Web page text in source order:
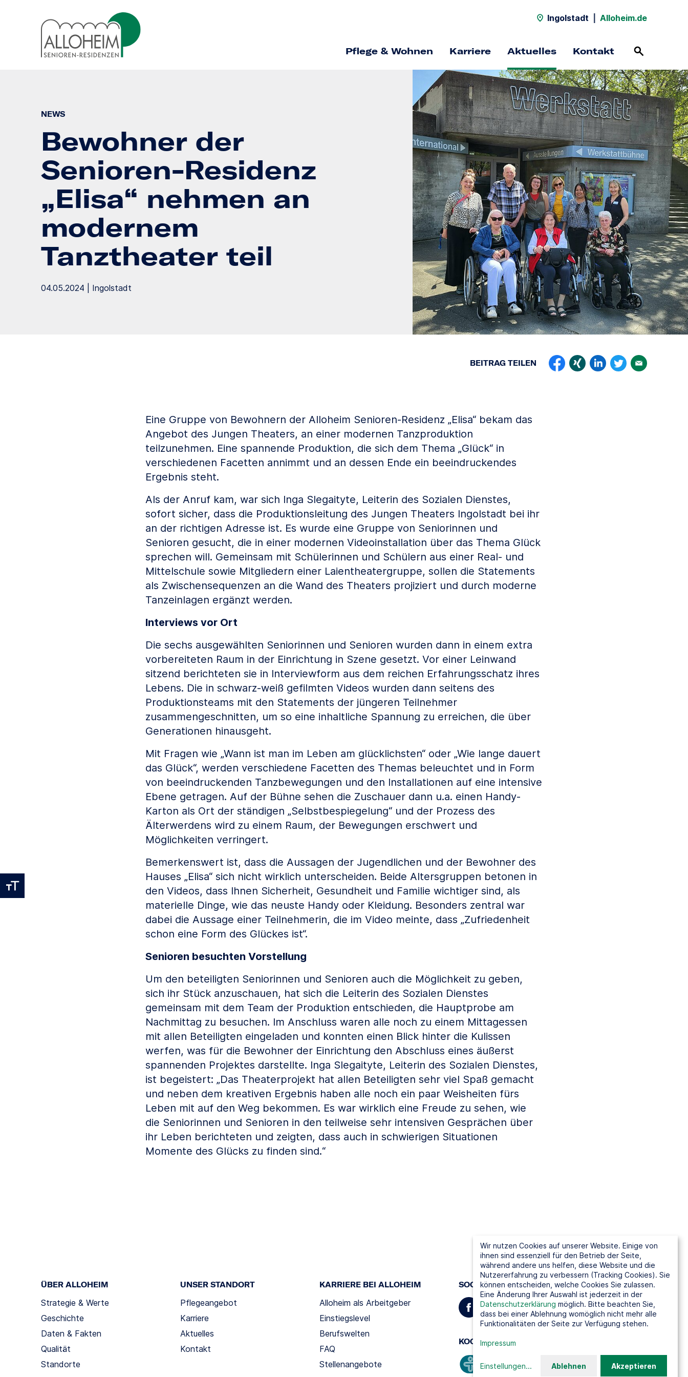
Ingolstadt Alloheim.de
Pflege & Wohnen Karriere Aktuelles Kontakt
NEWS
Bewohner der
Senioren-Residenz
„Elisa“ nehmen an
modernem
Tanztheater teil
04.05.2024 | Ingolstadt
BEITRAG TEILEN
Eine Gruppe von Bewohnern der Alloheim Senioren-Residenz „Elisa“ bekam das
Angebot des Jungen Theaters, an einer modernen Tanzproduktion
teilzunehmen. Eine spannende Produktion, die sich dem Thema „Glück“ in
verschiedenen Facetten annimmt und an dessen Ende ein beeindruckendes
Ergebnis steht.
Als der Anruf kam, war sich Inga Slegaityte, Leiterin des Sozialen Dienstes,
sofort sicher, dass die Produktionsleitung des Jungen Theaters Ingolstadt bei ihr
an der richtigen Adresse ist. Es wurde eine Gruppe von Seniorinnen und
Senioren gesucht, die in einer modernen Videoinstallation über das Thema Glück
sprechen will. Gemeinsam mit Schülerinnen und Schülern aus einer Real- und
Mittelschule sowie Mitgliedern einer Laientheatergruppe, sollen die Statements
als Zwischensequenzen an die Wand des Theaters projiziert und durch moderne
Tanzeinlagen ergänzt werden.
Interviews vor Ort
Die sechs ausgewählten Seniorinnen und Senioren wurden dann in einem extra
vorbereiteten Raum in der Einrichtung in Szene gesetzt. Vor einer Leinwand
sitzend berichteten sie in Interviewform aus dem reichen Erfahrungsschatz ihres
Lebens. Die in schwarz-weiß gefilmten Videos wurden dann seitens des
Produktionsteams mit den Statements der jüngeren Teilnehmer
zusammengeschnitten, um so eine inhaltliche Spannung zu erreichen, die über
Generationen hinausgeht.
Mit Fragen wie „Wann ist man im Leben am glücklichsten“ oder „Wie lange dauert
das Glück“, werden verschiedene Facetten des Themas beleuchtet und in Form
von beeindruckenden Tanzbewegungen und den Installationen auf eine intensive
Ebene getragen. Auf der Bühne sehen die Zuschauer dann u.a. einen Handy-
Karton als Ort der ständigen „Selbstbespiegelung“ und der Prozess des
Älterwerdens wird zu einem Raum, der Bewegungen erschwert und
Möglichkeiten verringert.
Bemerkenswert ist, dass die Aussagen der Jugendlichen und der Bewohner des
Hauses „Elisa“ sich nicht wirklich unterscheiden. Beide Altersgruppen betonen in
den Videos, dass Ihnen Sicherheit, Gesundheit und Familie wichtiger sind, als
materielle Dinge, wie das neuste Handy oder Kleidung. Besonders zentral war
dabei die Aussage einer Teilnehmerin, die im Video meinte, dass „Zufriedenheit
schon eine Form des Glückes ist“.
Senioren besuchten Vorstellung
Um den beteiligten Seniorinnen und Senioren auch die Möglichkeit zu geben,
sich ihr Stück anzuschauen, hat sich die Leiterin des Sozialen Dienstes
gemeinsam mit dem Team der Produktion entschieden, die Hauptprobe am
Nachmittag zu besuchen. Im Anschluss waren alle noch zu einem Mittagessen
mit allen Beteiligten eingeladen und konnten einen Blick hinter die Kulissen
werfen, was für die Bewohner der Einrichtung den Abschluss eines äußerst
spannenden Projektes darstellte. Inga Slegaityte, Leiterin des Sozialen Dienstes,
ist begeistert: „Das Theaterprojekt hat allen Beteiligten sehr viel Spaß gemacht
und neben dem kreativen Ergebnis haben alle noch ein paar Weisheiten fürs
Leben mit auf den Weg bekommen. Es war wirklich eine Freude zu sehen, wie
die Seniorinnen und Senioren in den teilweise sehr intensiven Gesprächen über
ihr Leben berichteten und zeigten, dass auch in schwierigen Situationen
Momente des Glücks zu finden sind.“
ÜBER ALLOHEIM
Strategie & Werte
Geschichte
Daten & Fakten
Qualität
Standorte
UNSER STANDORT
Pflegeangebot
Karriere
Aktuelles
Kontakt
KARRIERE BEI ALLOHEIM
Alloheim als Arbeitgeber
Einstiegslevel
Berufswelten
FAQ
Stellenangebote
SOCIAL MEDIA
KOOPERATIONSPARTNER
Wir nutzen Cookies auf unserer Website. Einige von
ihnen sind essenziell für den Betrieb der Seite,
während andere uns helfen, diese Website und die
Nutzererfahrung zu verbessern (Tracking Cookies). Sie
können entscheiden, welche Cookies Sie zulassen.
Eine Änderung Ihrer Auswahl ist jederzeit in der
Datenschutzerklärung möglich. Bitte beachten Sie,
dass bei einer Ablehnung womöglich nicht mehr alle
Funktionalitäten der Seite zur Verfügung stehen.
Impressum
Einstellungen... Ablehnen Akzeptieren